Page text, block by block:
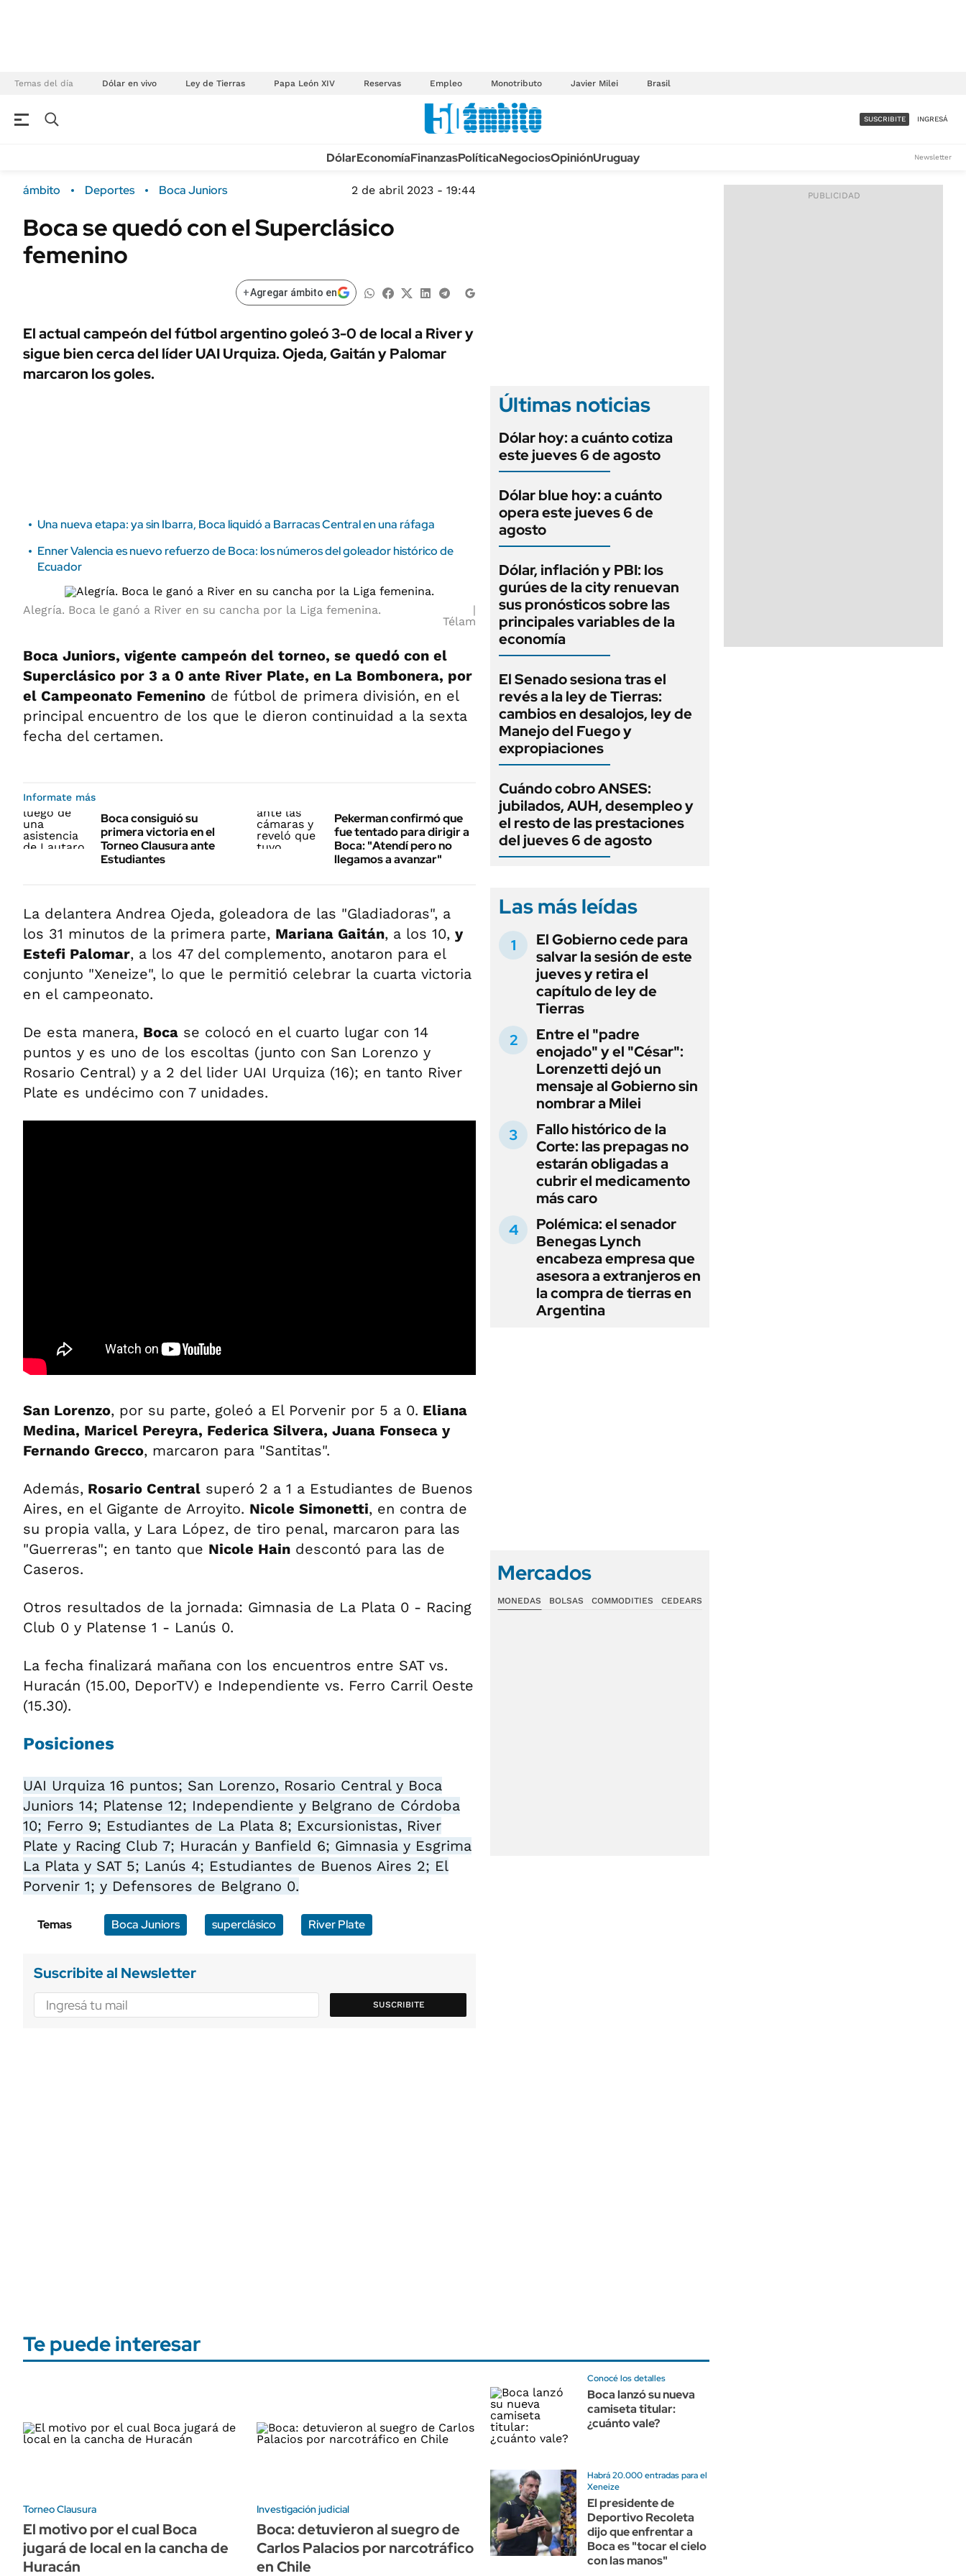
Temas del día Dólar en vivo Ley de Tierras Papa León XIV Reservas Empleo Monotributo Javier Milei Brasil
Campo
FINANZAS
ÁMBITO DEBATE
MEDIAKIT AMBITO DEBATE
Sustentabilidad
POLÍTICA
Municipios
TECNOLOGÍA
MÉXICO
MUNDO
LIFESTYLE
AUTOS
ACCESO FULL - $1.800/MES
SUSCRIBITE INGRESÁ
DólarEconomíaFinanzasPolíticaNegociosOpiniónUruguay Newsletter
ámbito Deportes Boca Juniors 2 de abril 2023 - 19:44
Boca se quedó con el Superclásico
femenino
+Agregar ámbito en
El actual campeón del fútbol argentino goleó 3-0 de local a River y
sigue bien cerca del líder UAI Urquiza. Ojeda, Gaitán y Palomar
marcaron los goles.
Una nueva etapa: ya sin Ibarra, Boca liquidó a Barracas Central en una ráfaga
Enner Valencia es nuevo refuerzo de Boca: los números del goleador histórico de
Ecuador
Alegría. Boca le ganó a River en su cancha por la Liga femenina.
Télam
Boca Juniors, vigente campeón del torneo, se quedó con el
Superclásico por 3 a 0 ante River Plate, en La Bombonera, por
el Campeonato Femenino de fútbol de primera división, en el
principal encuentro de los que le dieron continuidad a la sexta
fecha del certamen.
Informate más
Boca consiguió su
primera victoria en el
Torneo Clausura ante
Estudiantes
Pekerman confirmó que
fue tentado para dirigir a
Boca: "Atendí pero no
llegamos a avanzar"
La delantera Andrea Ojeda, goleadora de las "Gladiadoras", a
los 31 minutos de la primera parte, Mariana Gaitán, a los 10, y
Estefi Palomar, a los 47 del complemento, anotaron para el
conjunto "Xeneize", lo que le permitió celebrar la cuarta victoria
en el campeonato.
De esta manera, Boca se colocó en el cuarto lugar con 14
puntos y es uno de los escoltas (junto con San Lorenzo y
Rosario Central) y a 2 del lider UAI Urquiza (16); en tanto River
Plate es undécimo con 7 unidades.
San Lorenzo, por su parte, goleó a El Porvenir por 5 a 0. Eliana
Medina, Maricel Pereyra, Federica Silvera, Juana Fonseca y
Fernando Grecco, marcaron para "Santitas".
Además, Rosario Central superó 2 a 1 a Estudiantes de Buenos
Aires, en el Gigante de Arroyito. Nicole Simonetti, en contra de
su propia valla, y Lara López, de tiro penal, marcaron para las
"Guerreras"; en tanto que Nicole Hain descontó para las de
Caseros.
Otros resultados de la jornada: Gimnasia de La Plata 0 - Racing
Club 0 y Platense 1 - Lanús 0.
La fecha finalizará mañana con los encuentros entre SAT vs.
Huracán (15.00, DeporTV) e Independiente vs. Ferro Carril Oeste
(15.30).
Posiciones
UAI Urquiza 16 puntos; San Lorenzo, Rosario Central y Boca
Juniors 14; Platense 12; Independiente y Belgrano de Córdoba
10; Ferro 9; Estudiantes de La Plata 8; Excursionistas, River
Plate y Racing Club 7; Huracán y Banfield 6; Gimnasia y Esgrima
La Plata y SAT 5; Lanús 4; Estudiantes de Buenos Aires 2; El
Porvenir 1; y Defensores de Belgrano 0.
Temas Boca Juniors superclásico River Plate
Suscribite al Newsletter
SUSCRIBITE
Últimas noticias
Dólar hoy: a cuánto cotiza
este jueves 6 de agosto
Dólar blue hoy: a cuánto
opera este jueves 6 de
agosto
Dólar, inflación y PBI: los
gurúes de la city renuevan
sus pronósticos sobre las
principales variables de la
economía
El Senado sesiona tras el
revés a la ley de Tierras:
cambios en desalojos, ley de
Manejo del Fuego y
expropiaciones
Cuándo cobro ANSES:
jubilados, AUH, desempleo y
el resto de las prestaciones
del jueves 6 de agosto
Las más leídas
El Gobierno cede para
salvar la sesión de este
jueves y retira el
capítulo de ley de
Tierras
Entre el "padre
enojado" y el "César":
Lorenzetti dejó un
mensaje al Gobierno sin
nombrar a Milei
Fallo histórico de la
Corte: las prepagas no
estarán obligadas a
cubrir el medicamento
más caro
Polémica: el senador
Benegas Lynch
encabeza empresa que
asesora a extranjeros en
la compra de tierras en
Argentina
Mercados
MONEDAS BOLSAS COMMODITIES CEDEARS
Te puede interesar
Torneo Clausura
El motivo por el cual Boca
jugará de local en la cancha de
Huracán
Investigación judicial
Boca: detuvieron al suegro de
Carlos Palacios por narcotráfico
en Chile
Conocé los detalles
Boca lanzó su nueva
camiseta titular:
¿cuánto vale?
Habrá 20.000 entradas para el
Xeneize
El presidente de
Deportivo Recoleta
dijo que enfrentar a
Boca es "tocar el cielo
con las manos"